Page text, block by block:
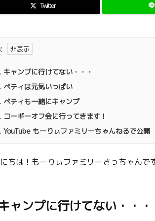
Twitter
キャンプに行けてない・・・
ペティは元気いっぱい
ペティも一緒にキャンプ
コーギーオフ会に行ってきます！
YouTube もーりぃファミリーちゃんねるで公開
ちは！もーりぃファミリーさっちゃんで
ャンプに行けてない・・・